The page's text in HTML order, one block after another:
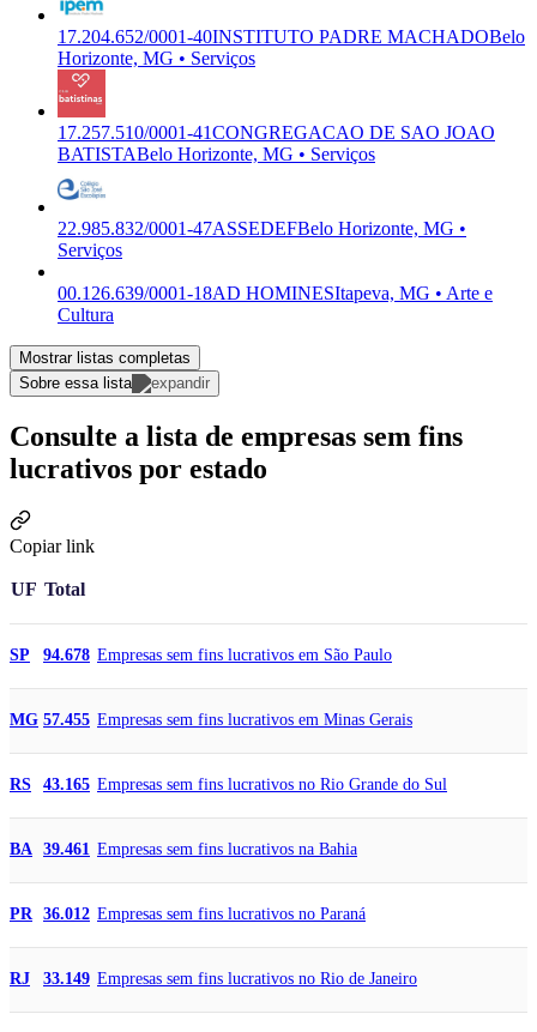
17.204.652/0001-40INSTITUTO PADRE MACHADOBelo
Horizonte, MG • Serviços
17.257.510/0001-41CONGREGACAO DE SAO JOAO
BATISTABelo Horizonte, MG • Serviços
22.985.832/0001-47ASSEDEFBelo Horizonte, MG •
Serviços
00.126.639/0001-18AD HOMINESItapeva, MG • Arte e
Cultura
Mostrar listas completas
Sobre essa lista
Consulte a lista de empresas sem fins
lucrativos por estado
Copiar link
UF Total
SP 94.678 Empresas sem fins lucrativos em São Paulo
MG 57.455 Empresas sem fins lucrativos em Minas Gerais
RS 43.165 Empresas sem fins lucrativos no Rio Grande do Sul
BA 39.461 Empresas sem fins lucrativos na Bahia
PR 36.012 Empresas sem fins lucrativos no Paraná
RJ 33.149 Empresas sem fins lucrativos no Rio de Janeiro